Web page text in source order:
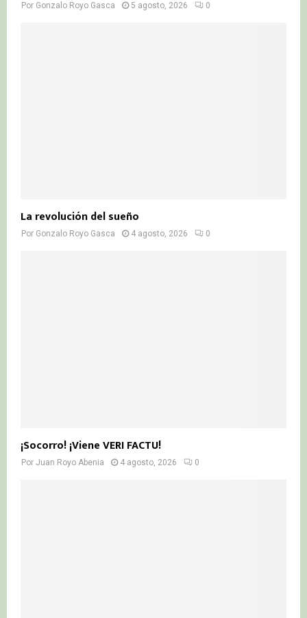
Por Gonzalo Royo Gasca 5 agosto, 2026 0
La revolución del sueño
Por Gonzalo Royo Gasca 4 agosto, 2026 0
¡Socorro! ¡Viene VERI FACTU!
Por Juan Royo Abenia 4 agosto, 2026 0